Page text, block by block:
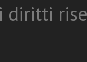
diritti